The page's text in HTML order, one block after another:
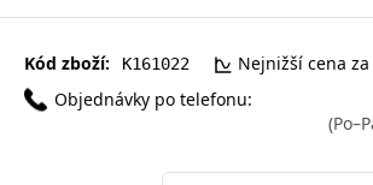
Kód zboží: K161022
Nejnižší cena
Objednávky po telefonu: